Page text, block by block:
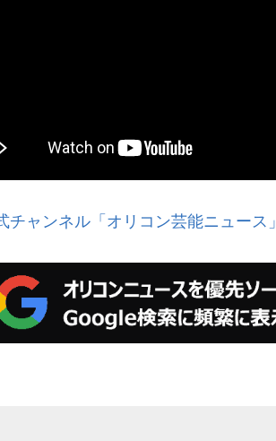
チャンネル「オリコン芸能ニュース」